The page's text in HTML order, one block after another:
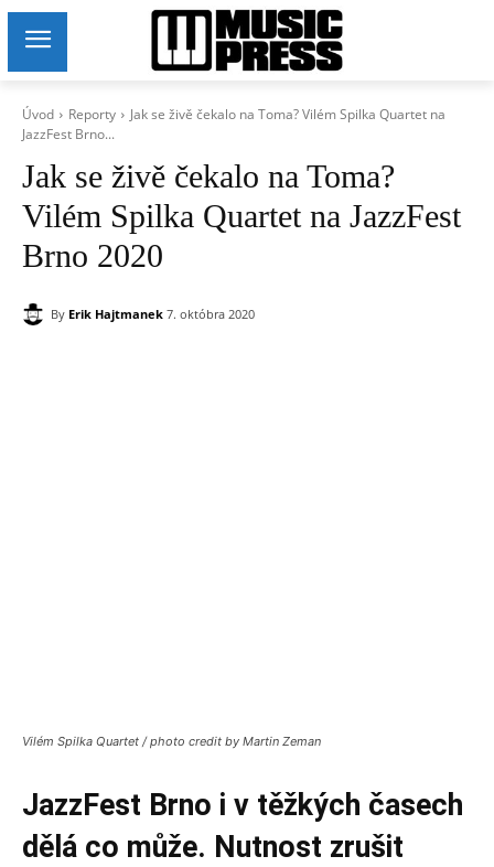
Úvod Reporty
Jak se živě čekalo na Toma? Vilém Spilka Quartet na
JazzFest Brno...
Jak se živě čekalo na Toma?
Vilém Spilka Quartet na JazzFest
Brno 2020
By Erik Hajtmanek 7. októbra 2020
Vilém Spilka Quartet / photo credit by Martin Zeman
JazzFest Brno i v těžkých časech
dělá co může. Nutnost zrušit